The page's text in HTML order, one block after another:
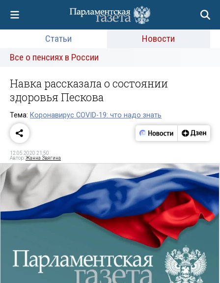
Статьи
Новости
Все о пенсиях в России
Навка рассказала о состоянии
здоровья Пескова
Тема: Коронавирус COVID-19: что надо знать
12.05.2020 21:50
Автор:Жанна Звягина